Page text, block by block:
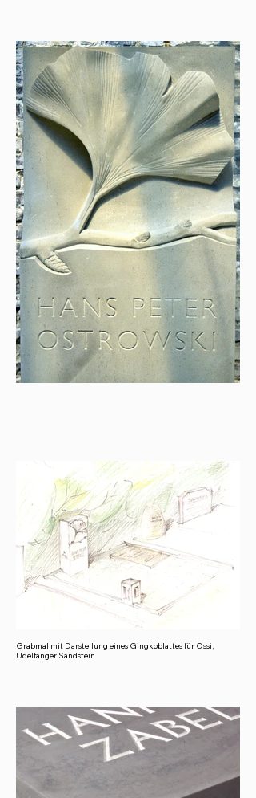
Grabmal mit Darstellung eines Gingkoblattes für Ossi,
Udelfanger Sandstein